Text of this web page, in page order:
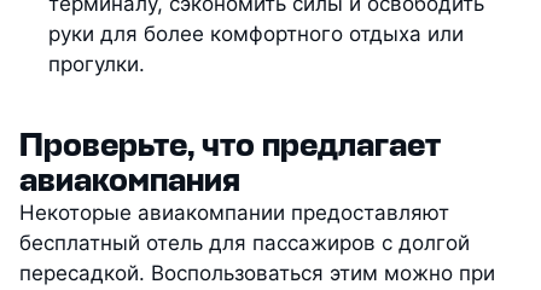
руки для более комфортного отдыха или
прогулки.
Проверьте, что предлагает
авиакомпания
Некоторые авиакомпании предоставляют
бесплатный отель для пассажиров с долгой
пересадкой. Воспользоваться этим можно при